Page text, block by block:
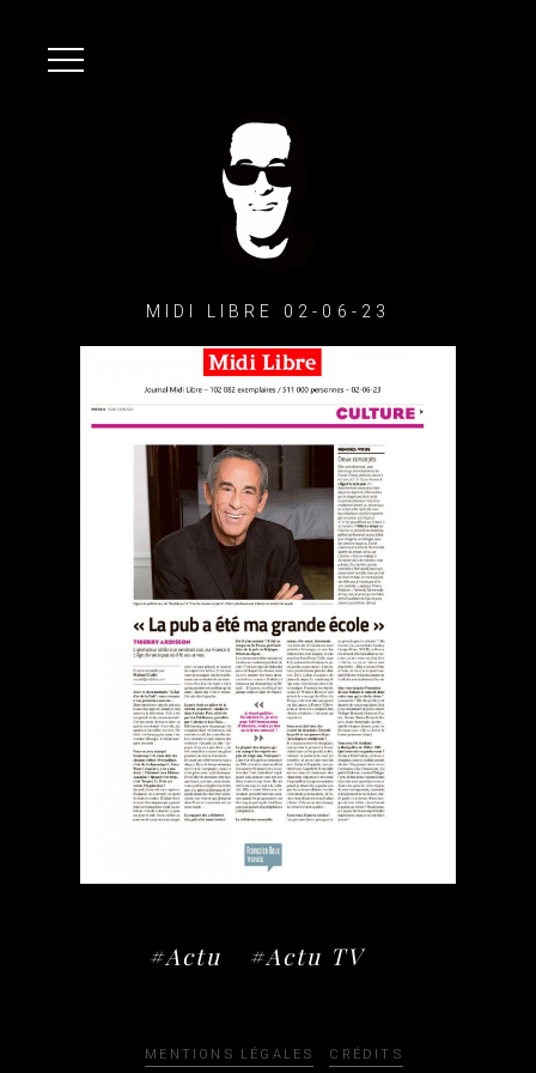
MIDI LIBRE 02-06-23
#Actu #Actu TV
MENTIONS LÉGALES CRÉDITS